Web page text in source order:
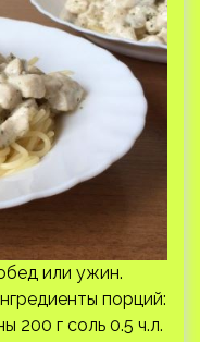
или ужин.
порций:
200 г соль 0.5 ч.л.